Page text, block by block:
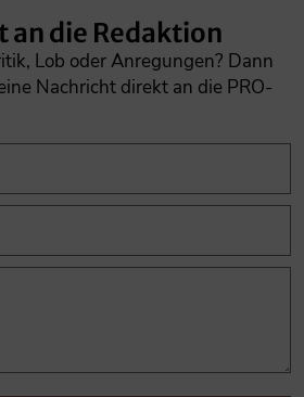
an die Redaktion
Lob oder Anregungen? Dann
Nachricht direkt an die PRO-